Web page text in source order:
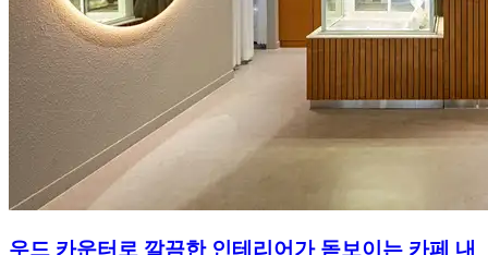
우드 카운터로 깔끔한 인테리어가 돋보이는 카페 내